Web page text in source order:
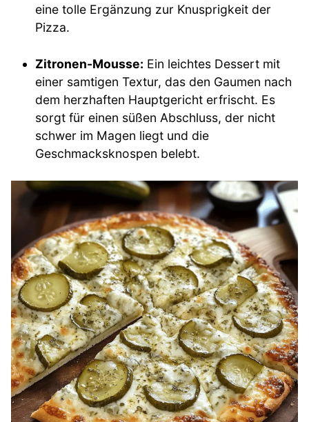
eine tolle Ergänzung zur Knusprigkeit der
Pizza.
Zitronen-Mousse: Ein leichtes Dessert mit
einer samtigen Textur, das den Gaumen nach
dem herzhaften Hauptgericht erfrischt. Es
sorgt für einen süßen Abschluss, der nicht
schwer im Magen liegt und die
Geschmacksknospen belebt.